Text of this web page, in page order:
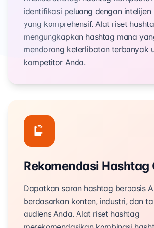
identifikasi peluang dengan
yang komprehensif. Alat riset
mengungkapkan hashtag mana
mendorong keterlibatan terbanyak
kompetitor Anda.
Rekomendasi Hashtag
Dapatkan saran hashtag berbasis AI
berdasarkan konten, industri, dan
audiens Anda. Alat riset hashtag